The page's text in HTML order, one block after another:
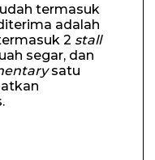
termasuk
adalah
2 stall
segar, dan
satu